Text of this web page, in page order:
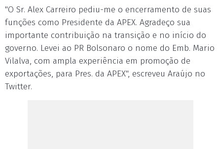
"O Sr. Alex Carreiro pediu-me o encerramento de suas
funções como Presidente da APEX. Agradeço sua
importante contribuição na transição e no início do
governo. Levei ao PR Bolsonaro o nome do Emb. Mario
Vilalva, com ampla experiência em promoção de
exportações, para Pres. da APEX", escreveu Araújo no
Twitter.